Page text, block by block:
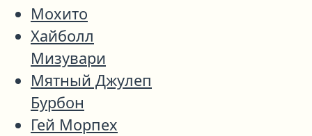
Мохито
Хайболл
Мизувари
Мятный Джулеп
Бурбон
Гей Морпех